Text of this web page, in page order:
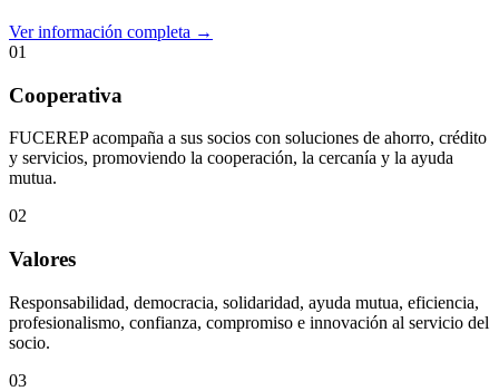
Ver información completa →
01
Cooperativa
FUCEREP acompaña a sus socios con soluciones de ahorro, crédito
y servicios, promoviendo la cooperación, la cercanía y la ayuda
mutua.
02
Valores
Responsabilidad, democracia, solidaridad, ayuda mutua, eficiencia,
profesionalismo, confianza, compromiso e innovación al servicio del
socio.
03